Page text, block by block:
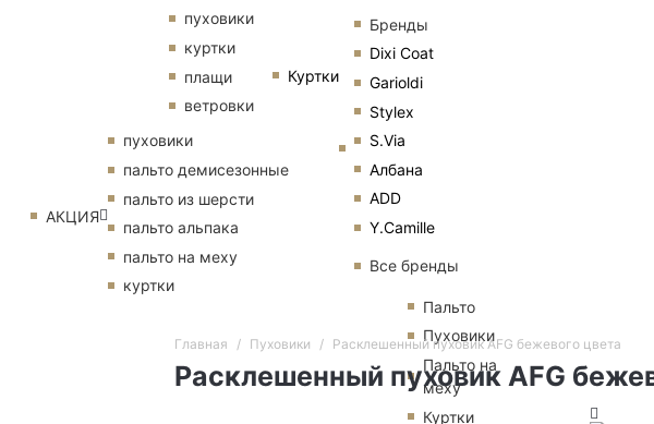
Куртки
Бренды
Dixi Coat
Garioldi
Stylex
S.Via
Албана
ADD
Y.Camille
Все бренды
Пальто
Пуховики
Пальто на
меху
Куртки
пуховики
куртки
плащи
ветровки
АКЦИЯ
пуховики
пальто демисезонные
пальто из шерсти
пальто альпака
пальто на меху
куртки
Главная Пуховики Расклешенный пуховик AFG бежевого цвета
Расклешенный пуховик AFG